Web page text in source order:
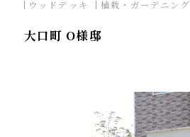
ウッドデッキ 植栽・ガーデニング
大口町 O様邸